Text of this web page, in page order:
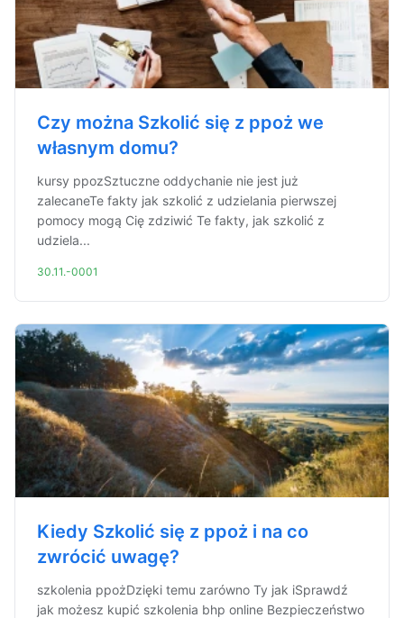
Czy można Szkolić się z ppoż we
własnym domu?
kursy ppozSztuczne oddychanie nie jest już
zalecaneTe fakty jak szkolić z udzielania pierwszej
pomocy mogą Cię zdziwić Te fakty, jak szkolić z
udziela...
30.11.-0001
Kiedy Szkolić się z ppoż i na co
zwrócić uwagę?
szkolenia ppożDzięki temu zarówno Ty jak iSprawdź
jak możesz kupić szkolenia bhp online Bezpieczeństwo